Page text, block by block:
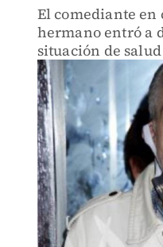
El comediante en
hermano entró a
situación de